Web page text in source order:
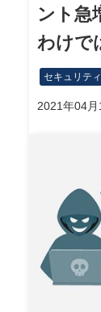
ント急
わけで
セキュリティ
2021年04月